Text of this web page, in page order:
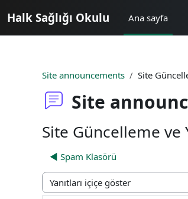
Halk Sağlığı Okulu Ana sayfa
Site announcements Site
Site
Site Güncelleme ve
◀︎ Spam Klasörü
Görünüm modu